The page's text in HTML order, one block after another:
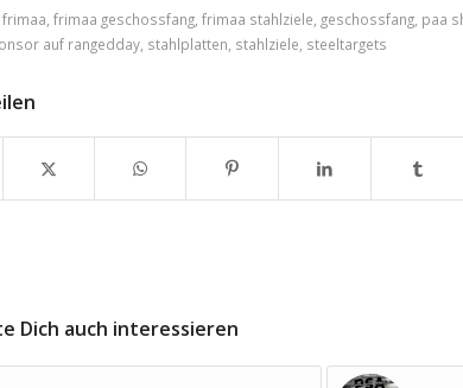
frimaa, frimaa geschossfang, frimaa stahlziele, geschossfang, paa
auf rangedday, stahlplatten, stahlziele, steeltargets
Dich auch interessieren